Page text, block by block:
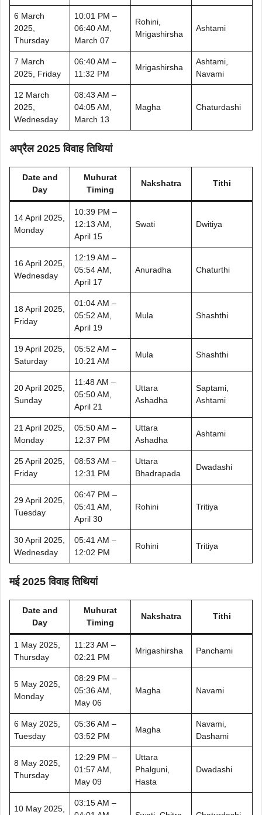
6 March
2025,
Thursday
10:01 PM –
06:40 AM,
March 07
Rohini,
Mrigashirsha
Ashtami
7 March
2025, Friday
06:40 AM –
11:32 PM
Mrigashirsha
Ashtami,
Navami
12 March
2025,
Wednesday
08:43 AM –
04:05 AM,
March 13
Magha Chaturdashi
अप्रैल 2025 विवाह तिथियां
Date and
Day
Muhurat
Timing
Nakshatra Tithi
14 April 2025,
Monday
10:39 PM –
12:13 AM,
April 15
Swati Dwitiya
16 April 2025,
Wednesday
12:19 AM –
05:54 AM,
April 17
Anuradha Chaturthi
18 April 2025,
Friday
01:04 AM –
05:52 AM,
April 19
Mula Shashthi
19 April 2025,
Saturday
05:52 AM –
10:21 AM
Mula Shashthi
20 April 2025,
Sunday
11:48 AM –
05:50 AM,
April 21
Uttara
Ashadha
Saptami,
Ashtami
21 April 2025,
Monday
05:50 AM –
12:37 PM
Uttara
Ashadha
Ashtami
25 April 2025,
Friday
08:53 AM –
12:31 PM
Uttara
Bhadrapada
Dwadashi
29 April 2025,
Tuesday
06:47 PM –
05:41 AM,
April 30
Rohini Tritiya
30 April 2025,
Wednesday
05:41 AM –
12:02 PM
Rohini Tritiya
मई 2025 विवाह तिथियां
Date and
Day
Muhurat
Timing
Nakshatra Tithi
1 May 2025,
Thursday
11:23 AM –
02:21 PM
Mrigashirsha Panchami
5 May 2025,
Monday
08:29 PM –
05:36 AM,
May 06
Magha Navami
6 May 2025,
Tuesday
05:36 AM –
03:52 PM
Magha
Navami,
Dashami
8 May 2025,
Thursday
12:29 PM –
01:57 AM,
May 09
Uttara
Phalguni,
Hasta
Dwadashi
10 May 2025,
03:15 AM –